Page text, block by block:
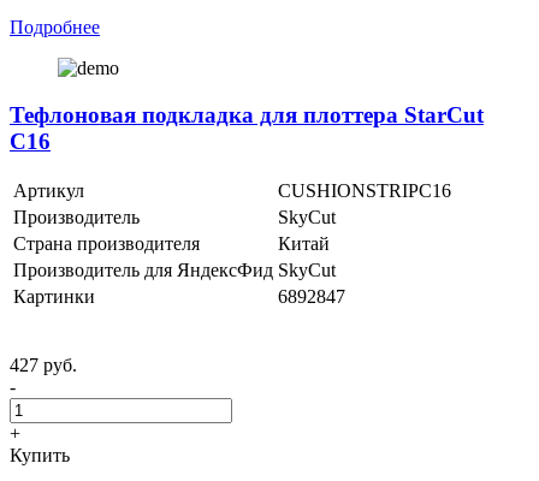
Подробнее
Тефлоновая подкладка для плоттера StarCut
C16
Артикул
CUSHIONSTRIPC16
Производитель
SkyCut
Страна производителя
Китай
Производитель для ЯндексФид SkyCut
Картинки
6892847
427 руб.
-
+
Купить